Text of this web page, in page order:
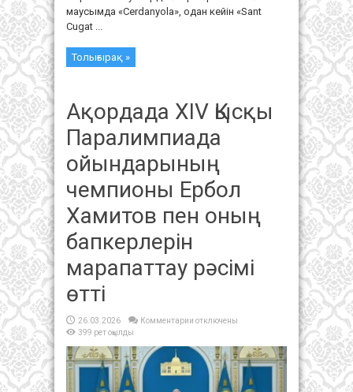
маусымда «Cerdanyola», одан кейін «Sant
Cugat ...
Толығырақ »
Ақордада ХІV Қысқы
Паралимпиада
ойындарының
чемпионы Ербол
Хамитов пен оның
бапкерлерін
марапаттау рәсімі
өтті
26.03.2026 Комментарии к
ХІV
Қысқы
Паралимпиада
ойындарының
чемпионы
отключены
399 рет оқылды